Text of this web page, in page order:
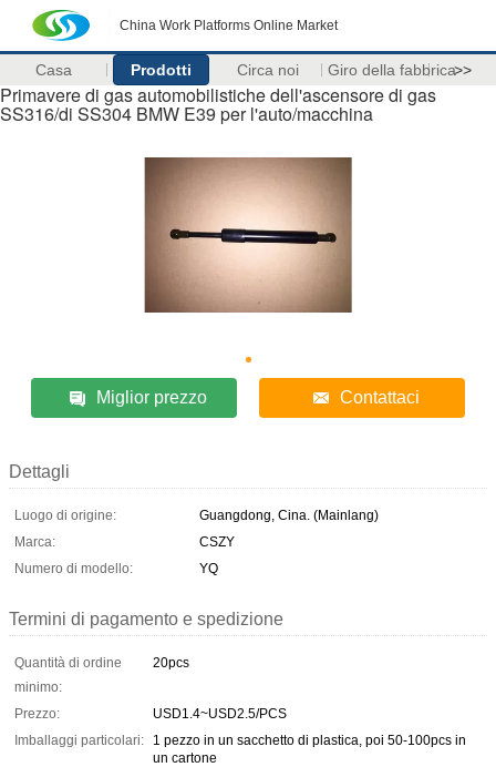
China Work Platforms Online Market
Casa Prodotti Circa noi Giro della fabbrica>>
Primavere di gas automobilistiche dell'ascensore di gas
SS316/di SS304 BMW E39 per l'auto/macchina
Miglior prezzo Contattaci
Dettagli
Luogo di origine:
Guangdong, Cina. (Mainlang)
Marca:
CSZY
Numero di modello:
YQ
Termini di pagamento e spedizione
Quantità di ordine
minimo:
20pcs
Prezzo:
USD1.4~USD2.5/PCS
Imballaggi particolari:
1 pezzo in un sacchetto di plastica, poi 50-100pcs in
un cartone